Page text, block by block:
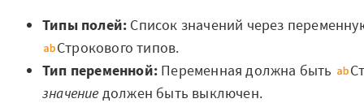
Новости
Вузы-участники
Типы полей: Список значений через
Строкового типов.
Тип переменной: Переменная должна быть
значениедолжен быть выключен.